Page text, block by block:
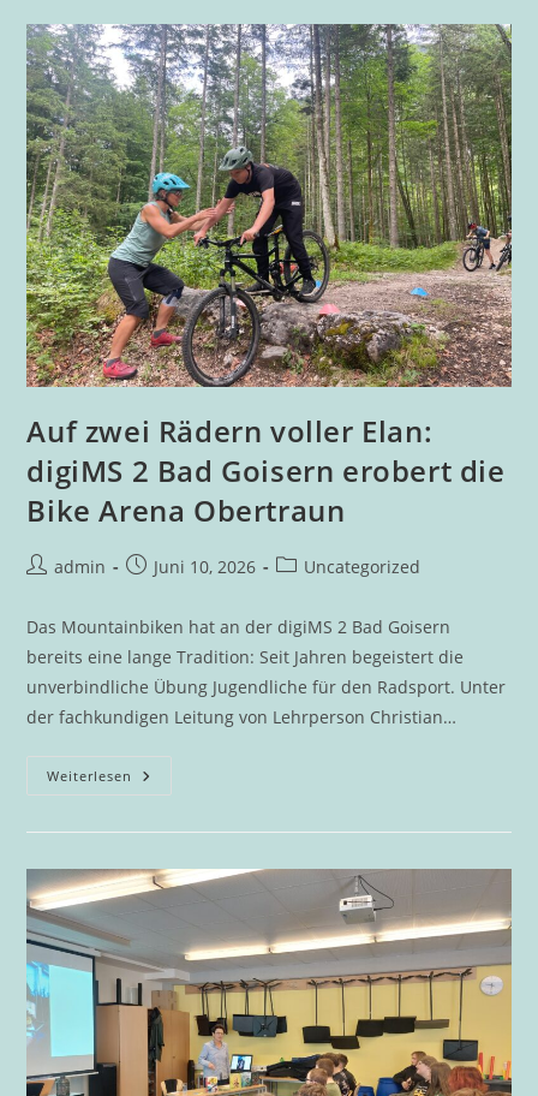
Auf zwei Rädern voller Elan:
digiMS 2 Bad Goisern erobert die
Bike Arena Obertraun
Beitrags-
admin
BeitragJuni 10, 2026
Beitrags-
Uncategorized
Das Mountainbiken hat an der digiMS 2 Bad Goisern
bereits eine lange Tradition: Seit Jahren begeistert die
unverbindliche Übung Jugendliche für den Radsport. Unter
der fachkundigen Leitung von Lehrperson Christian…
Weiterlesen Auf
Zwei
Voller
2
Bad
Bike
Arena
Obertraun